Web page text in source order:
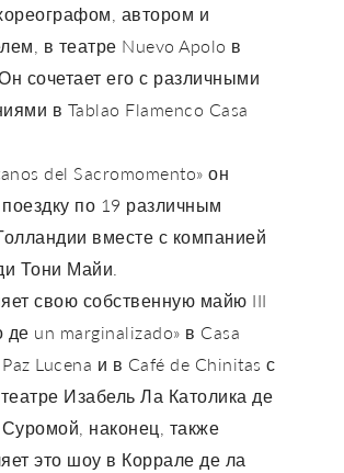
автором и
в театре Nuevo Apolo в
сочетает его с различными
в Tablao Flamenco Casa
del Sacromomento» он
по 19 различным
вместе с компанией
Тони Майи.
свою собственную майю III
де un marginalizado» в Casa
Lucena и в Café de Chinitas с
Изабель Ла Католика де
наконец, также
это шоу в Коррале де ла